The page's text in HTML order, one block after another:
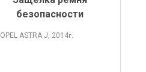
безопасности
OPEL ASTRA J, 2014г.